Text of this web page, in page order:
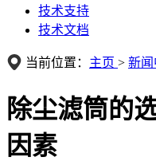
技术支持
技术文档
当前位置： 主页 > 新
除尘滤筒的
因素